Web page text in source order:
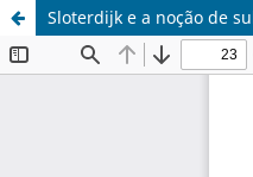
Sloterdijk e a noção de